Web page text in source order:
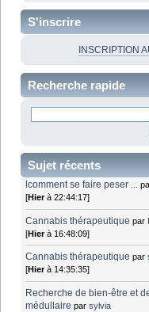
S'inscrire
INSCRIPTION
Recherche rapide
Sujet récents
lcomment se faire peser ...
[Hierà 22:44:17]
Cannabis thérapeutique par
[Hierà 16:48:09]
Cannabis thérapeutique par
[Hierà 14:35:35]
Recherche de bien-être et
médullaire parsylvia